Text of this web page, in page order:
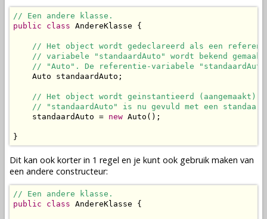
// Een andere klasse.
public
class AndereKlasse {
// Het object wordt gedeclareerd als een
// variabele "standaardAuto" wordt bekend
// "Auto". De referentie-variabele
    Auto standaardAuto;
// Het object wordt geinstantieerd (aangemaakt).
// "standaardAuto" is nu gevuld met een
    standaardAuto =
new Auto();
}
Dit kan ook korter in 1 regel en je kunt ook gebruik maken van
een andere constructeur:
// Een andere klasse.
public
class AndereKlasse {